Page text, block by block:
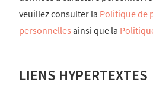
veuillez consulter la Politique de
personnelles ainsi que la
LIENS HYPERTEXTES